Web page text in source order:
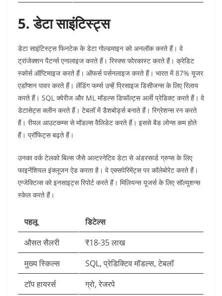
5. डेटा साइंटिस्ट्स
डेटा साइंटिस्ट्स फिनटेक के डेटा गोल्डमाइन को अनलॉक करते हैं। वे
ट्रांजेक्शन पैटर्न्स एनालाइज करते हैं। रिस्क्स फोरकास्ट करते हैं। क्रेडिट
स्कोर्स ऑप्टिमाइज करते हैं। ऑफर्स पर्सनलाइज करते हैं। भारत में 87% यूजर
एडॉप्शन पावर करते हैं। लेंडिंग फर्म्स उन्हें प्रिसाइज डिसीजन्स के लिए रिलाय
करते हैं।​ SQL क्वेरीज और ML मॉडल्स डिफॉल्ट्स अर्ली प्रेडिक्ट करते हैं। वे
डेटासेट्स क्लीन करते हैं। टेबलॉ में डैशबोर्ड्स बनाते हैं। रिग्रेशन्स रन करते
हैं। रीयल आउटकम्स से मॉडल्स वैलिडेट करते हैं। इससे बैड लोन्स कम होते
हैं। प्रॉफिट्स बढ़ते हैं।​
उनका वर्क टेलको बिल्स जैसे अल्टरनेटिव डेटा से अंडरसर्व्ड ग्रुप्स के लिए
फाइनेंशियल इंक्लूजन ऐड करता है। वे एक्सपेरिमेंट्स पर कॉलेबोरेट करते हैं।
एग्जेक्टिव्स को इनसाइट्स रिपोर्ट करते हैं। मिलियन्स यूजर्स के लिए सॉल्यूशन्स
स्केल करते हैं।​
पहलू
डिटेल्स
औसत सैलरी
₹18-35 लाख ​
मुख्य स्किल्स
SQL, प्रेडिक्टिव मॉडल्स, टेबलॉ ​
टॉप हायरर्स
ग्रो, रेजरपे ​